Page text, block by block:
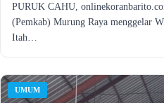
PURUK CAHU,
(Pemkab) Murung Raya menggelar
Itah…
UMUM